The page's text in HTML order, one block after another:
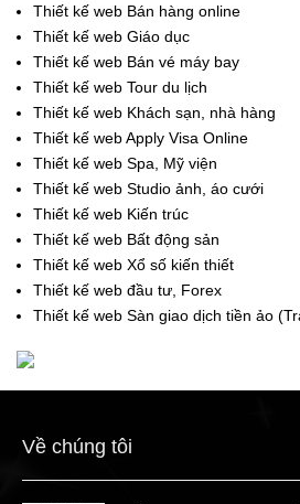
Thiết kế web Bán hàng online
Thiết kế web Giáo dục
Thiết kế web Bán vé máy bay
Thiết kế web Tour du lịch
Thiết kế web Khách sạn, nhà hàng
Thiết kế web Apply Visa Online
Thiết kế web Spa, Mỹ viện
Thiết kế web Studio ảnh, áo cưới
Thiết kế web Kiến trúc
Thiết kế web Bất động sản
Thiết kế web Xổ số kiến thiết
Thiết kế web đầu tư, Forex
Thiết kế web Sàn giao dịch tiền ảo
Về chúng tôi